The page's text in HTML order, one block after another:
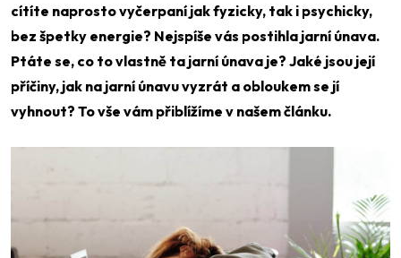
cítíte naprosto vyčerpaní jak fyzicky, tak i psychicky,
bez špetky energie? Nejspíše vás postihla jarní únava.
Ptáte se, co to vlastně ta jarní únava je? Jaké jsou její
příčiny, jak na jarní únavu vyzrát a obloukem se jí
vyhnout? To vše vám přiblížíme v našem článku.